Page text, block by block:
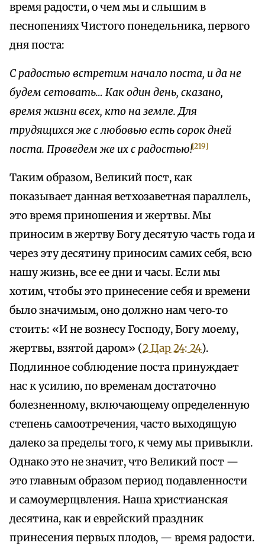
время радости, о чем мы и слышим в
песнопениях Чистого понедельника, первого
дня поста:
С радостью встретим начало поста, и да не
будем сетовать… Как один день, сказано,
время жизни всех, кто на земле. Для
трудящихся же с любовью есть сорок дней
поста. Проведем же их с радостью![219]
Таким образом, Великий пост, как
показывает данная ветхозаветная параллель,
это время приношения и жертвы. Мы
приносим в жертву Богу десятую часть года и
через эту десятину приносим самих себя, всю
нашу жизнь, все ее дни и часы. Если мы
хотим, чтобы это принесение себя и времени
было значимым, оно должно нам чего‑то
стоить: «И не вознесу Господу, Богу моему,
жертвы, взятой даром» (2 Цар 24: 24).
Подлинное соблюдение поста принуждает
нас к усилию, по временам достаточно
болезненному, включающему определенную
степень самоотречения, часто выходящую
далеко за пределы того, к чему мы привыкли.
Однако это не значит, что Великий пост —
это главным образом период подавленности
и самоумерщвления. Наша христианская
десятина, как и еврейский праздник
принесения первых плодов, — время радости.